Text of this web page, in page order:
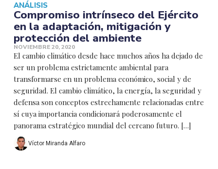
ANÁLISIS
Compromiso intrínseco del Ejército
en la adaptación, mitigación y
protección del ambiente
NOVIEMBRE 20, 2020
El cambio climático desde hace muchos años ha dejado de
ser un problema estrictamente ambiental para
transformarse en un problema económico, social y de
seguridad. El cambio climático, la energía, la seguridad y
defensa son conceptos estrechamente relacionadas entre
sí cuya importancia condicionará poderosamente el
panorama estratégico mundial del cercano futuro. […]
Víctor Miranda Alfaro